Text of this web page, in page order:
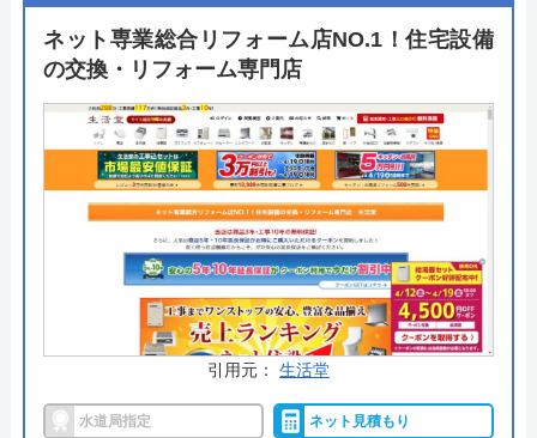
費用面でもメーカーから直接安価で仕入れができる
ため他社よりも安く依頼できるケースが多く、お得
おくのがおすすめです。大特価キャンペーンも見逃
さないようにしましょう。
公式サイトで
料金詳細を見る
今すぐ電話で相談する
0120-091-026
受付時間： 24時間
ネット専業総合リフォーム店NO.1！住宅設備
の交換・リフォーム専門店
引用元： 生活堂
水道局指定 ネット見積もり